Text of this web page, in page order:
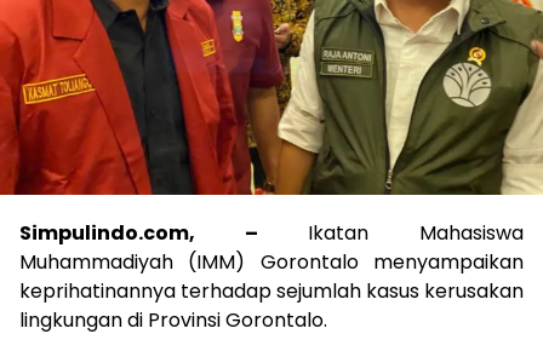
Simpulindo.com, – Ikatan Mahasiswa
Muhammadiyah (IMM) Gorontalo menyampaikan
keprihatinannya terhadap sejumlah kasus kerusakan
lingkungan di Provinsi Gorontalo.